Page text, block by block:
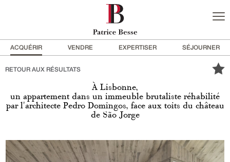
ACQUÉRIR VENDRE EXPERTISER SÉJOURNER
RETOUR AUX RÉSULTATS
À Lisbonne,
un appartement dans un immeuble brutaliste réhabilité
par l'architecte Pedro Domingos, face aux toits du château
de São Jorge